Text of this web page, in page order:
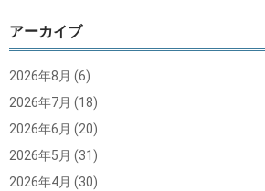
アーカイブ
2026年8月 (6)
2026年7月 (18)
2026年6月 (20)
2026年5月 (31)
2026年4月 (30)